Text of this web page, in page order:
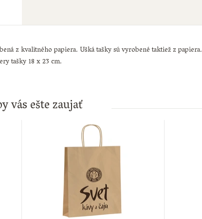
z kvalitného papiera. Ušká tašky sú vyrobené taktiež z papiera.
tašky 18 x 23 cm.
vás ešte zaujať